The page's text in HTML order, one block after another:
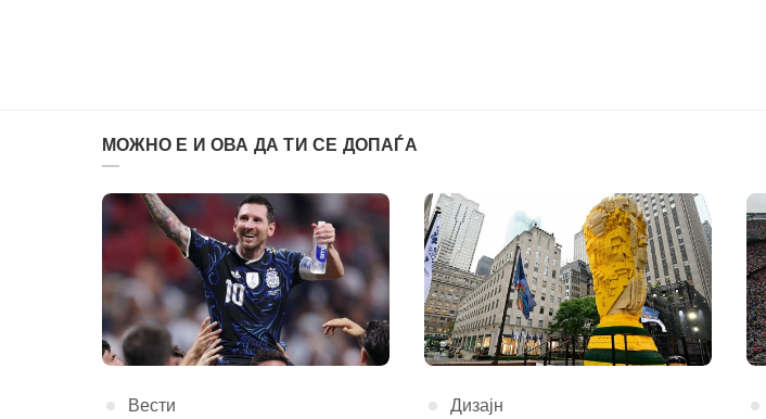
МОЖНО Е И ОВА ДА ТИ СЕ ДОПАЃА
КАтегорија
Вести КАтегорија
Дизајн